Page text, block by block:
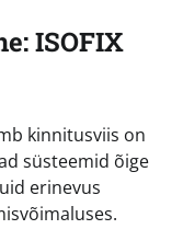
ISOFIX
kinnitusviis on
süsteemid õige
erinevus